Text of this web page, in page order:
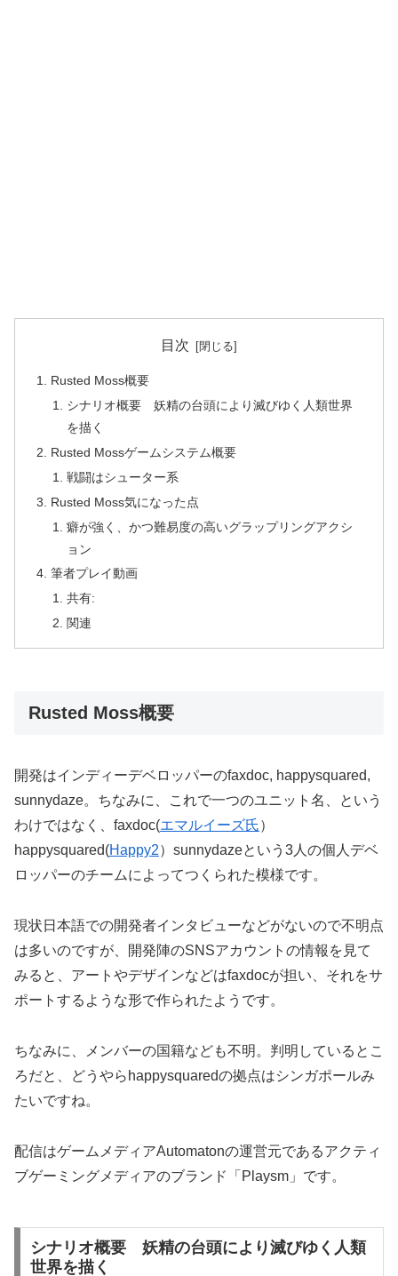
目次
Rusted Moss概要
シナリオ概要 妖精の台頭により滅びゆく人類世界
を描く
Rusted Mossゲームシステム概要
戦闘はシューター系
Rusted Moss気になった点
癖が強く、かつ難易度の高いグラップリングアクシ
ョン
筆者プレイ動画
共有:
関連
Rusted Moss概要
開発はインディーデベロッパーのfaxdoc, happysquared,
sunnydaze。ちなみに、これで一つのユニット名、という
わけではなく、faxdoc(エマルイーズ氏）
happysquared(Happy2）sunnydazeという3人の個人デベ
ロッパーのチームによってつくられた模様です。
現状日本語での開発者インタビューなどがないので不明点
は多いのですが、開発陣のSNSアカウントの情報を見て
みると、アートやデザインなどはfaxdocが担い、それをサ
ポートするような形で作られたようです。
ちなみに、メンバーの国籍なども不明。判明しているとこ
ろだと、どうやらhappysquaredの拠点はシンガポールみ
たいですね。
配信はゲームメディアAutomatonの運営元であるアクティ
ブゲーミングメディアのブランド「Playsm」です。
シナリオ概要 妖精の台頭により滅びゆく人類
世界を描く